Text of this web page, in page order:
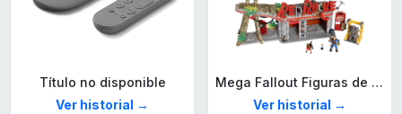
Título no disponible
Ver historial →
Mega Fallout Figuras de acción y Juguetes de construcción, Parada de Camiones Red Rocket con 824 Piezas, 2 Personajes articulados y Accesorios, para coleccionistas, HXT00
Ver historial →